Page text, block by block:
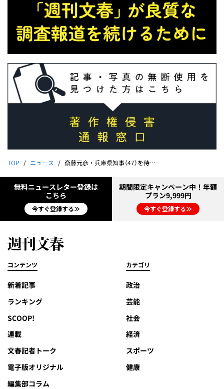
TOP ニュース 斎藤元彦・兵庫県知事（47）を待ち受ける独りぼっちの執務室《立花孝志が告白「政策に感銘は受けてない」、県議9割は“反斎藤”》
無料ニュースレター登録は
こちら
今すぐ登録する≫
期間限定キャンペーン中！年額
プラン9,999円
今すぐ登録する≫
コンテンツ
新着記事
ランキング
SCOOP!
連載
文春記者トーク
電子版オリジナル
編集部コラム
カテゴリ
政治
芸能
社会
経済
スポーツ
健康